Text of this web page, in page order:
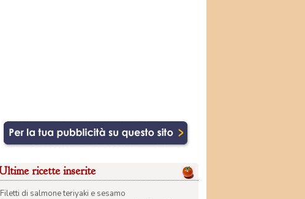
ricette inserite
Filetti di salmone teriyaki e sesamo